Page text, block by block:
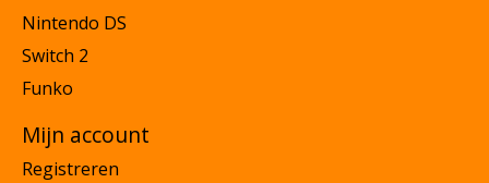
Nintendo DS
Switch 2
Funko
Mijn account
Registreren